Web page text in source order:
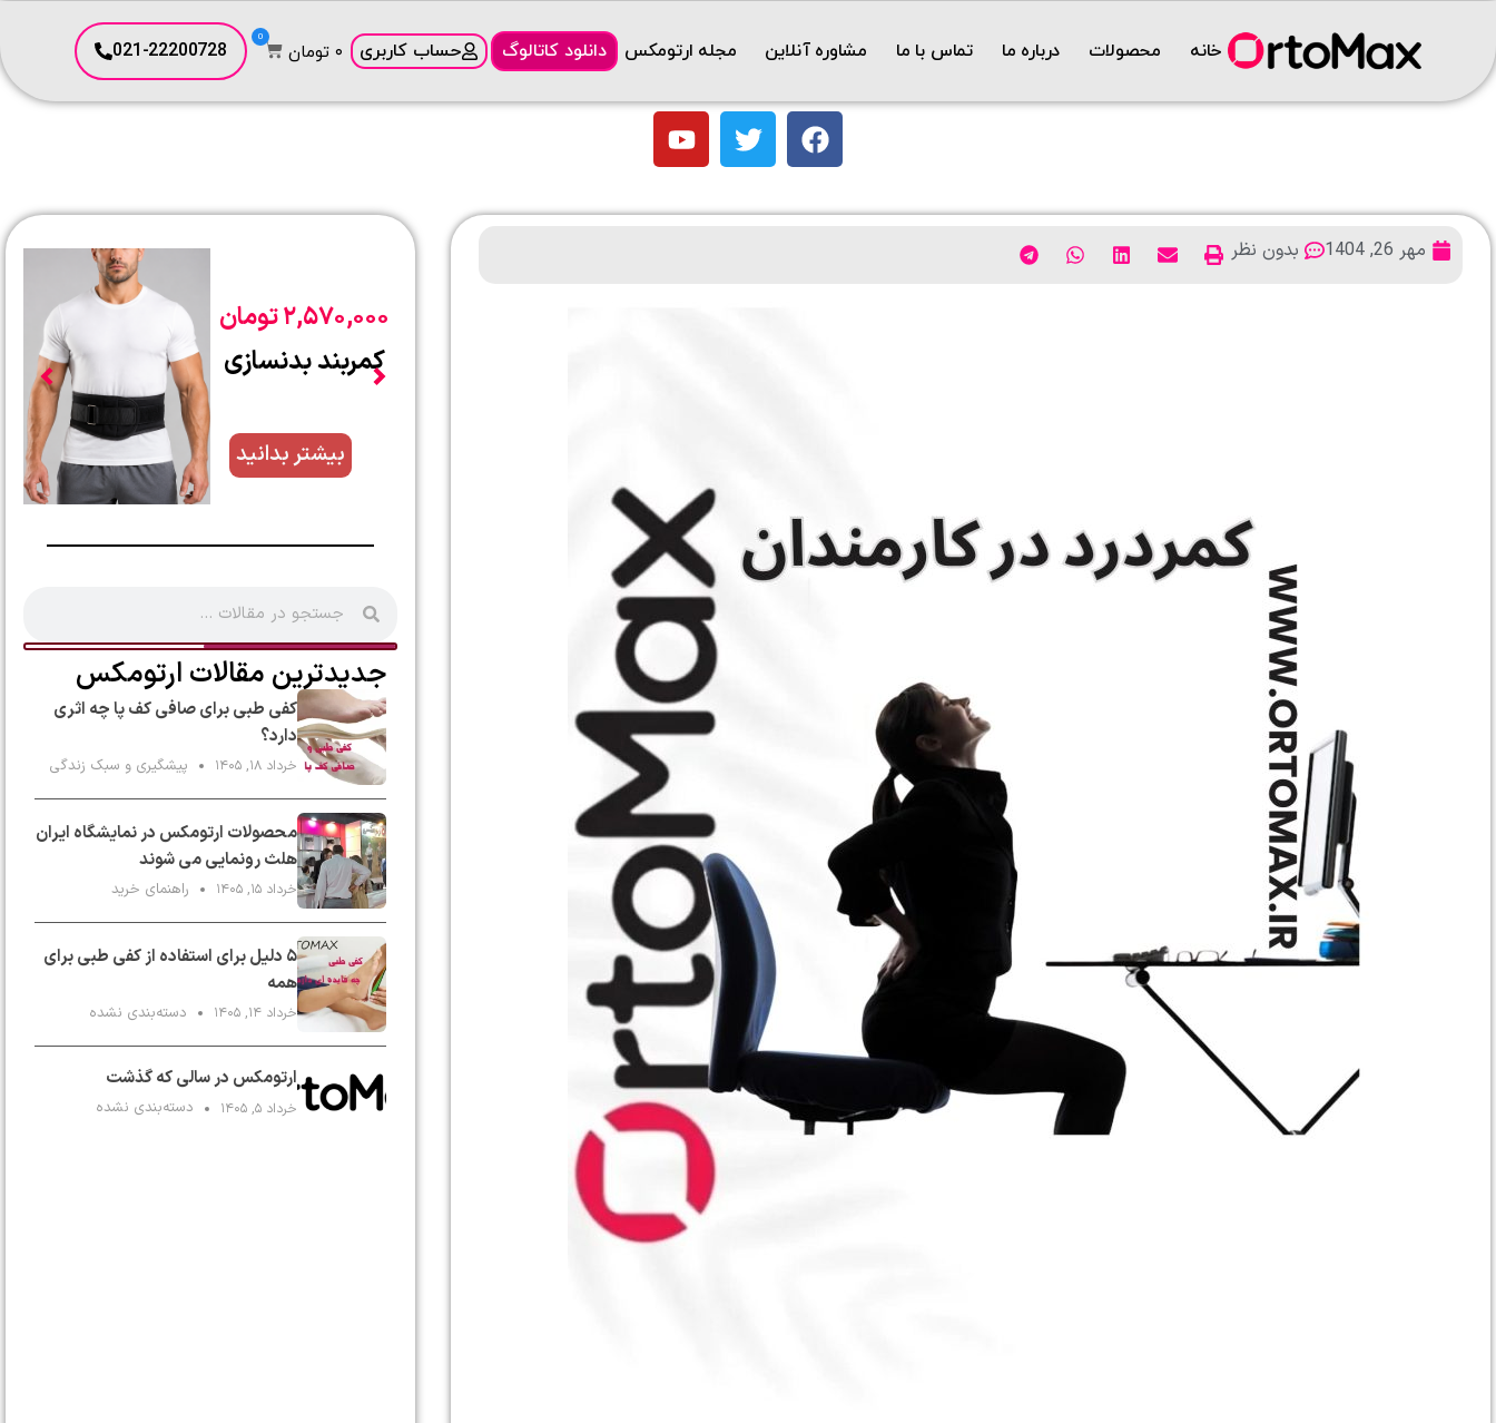
خانه محصولات درباره ما تماس با ما مشاوره آنلاین مجله ارتومکس دانلود کاتالوگ حساب کاربری ۰ تومان
0
021-22200728
مهر 26, 1404 بدون نظر
کمربند بادی جکت
کامل با قرقره
بیشتر بدانید
جدیدترین مقالات ارتومکس
کفی طبی برای صافی کف پا چه اثری
دارد؟
خرداد ۱۸, ۱۴۰۵ پیشگیری و سبک زندگی
محصولات ارتومکس در نمایشگاه ایران
هلث رونمایی می شوند
خرداد ۱۵, ۱۴۰۵ راهنمای خرید
۵ دلیل برای استفاده از کفی طبی برای
همه
خرداد ۱۴, ۱۴۰۵ دسته‌بندی نشده
ارتومکس در سالی که گذشت
خرداد ۵, ۱۴۰۵ دسته‌بندی نشده